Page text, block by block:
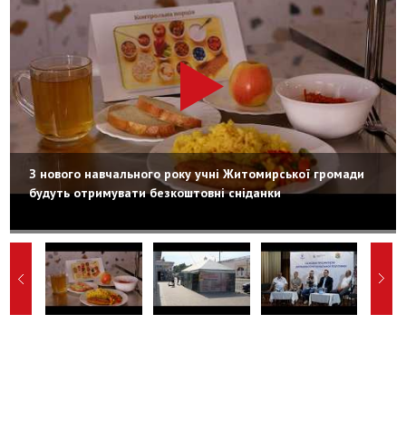
З нового навчального року учні Житомирської громади
будуть отримувати безкоштовні сніданки